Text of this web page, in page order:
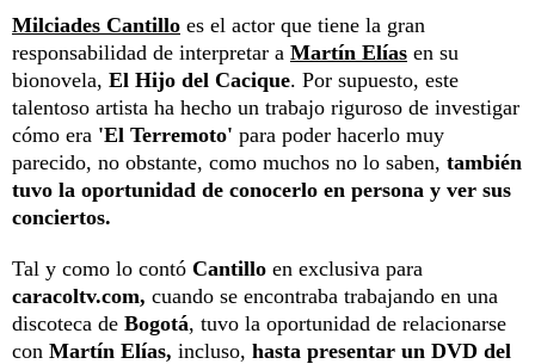
Milciades Cantillo es el actor que tiene la gran
responsabilidad de interpretar a Martín Elías en su
bionovela, El Hijo del Cacique. Por supuesto, este
talentoso artista ha hecho un trabajo riguroso de investigar
cómo era 'El Terremoto' para poder hacerlo muy
parecido, no obstante, como muchos no lo saben, también
tuvo la oportunidad de conocerlo en persona y ver sus
conciertos.
Tal y como lo contó Cantillo en exclusiva para
caracoltv.com, cuando se encontraba trabajando en una
discoteca de Bogotá, tuvo la oportunidad de relacionarse
con Martín Elías, incluso, hasta presentar un DVD del